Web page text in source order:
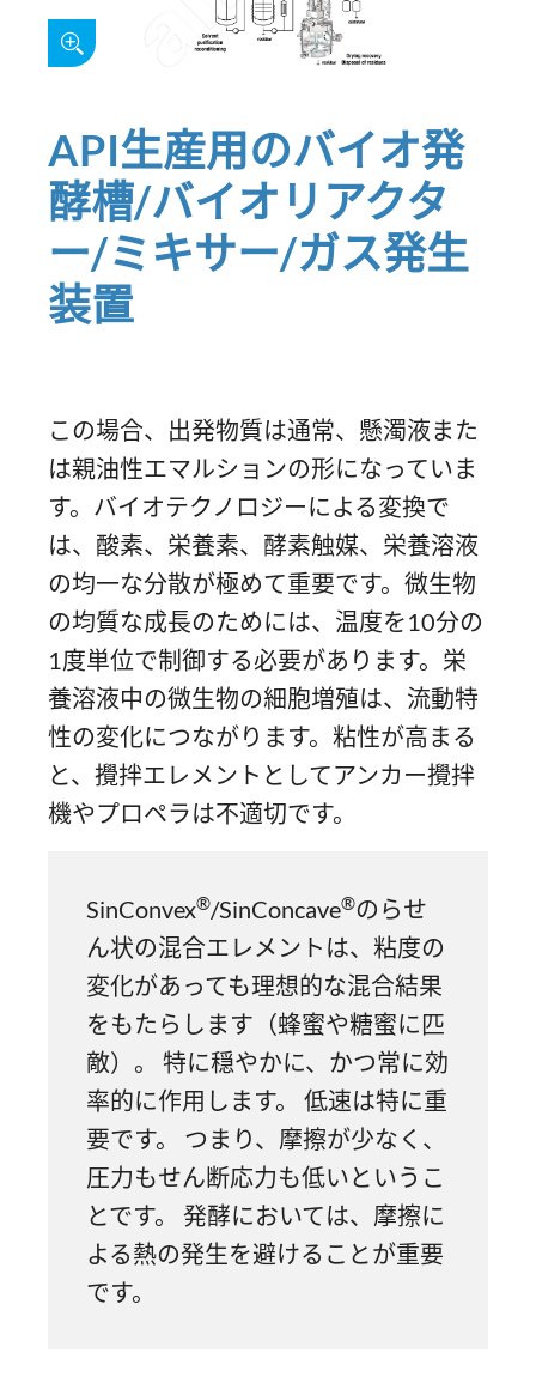
API生産用のバイオ発
酵槽/バイオリアクタ
ー/ミキサー/ガス発生
装置
この場合、出発物質は通常、懸濁液また
は親油性エマルションの形になっていま
す。バイオテクノロジーによる変換で
は、酸素、栄養素、酵素触媒、栄養溶液
の均一な分散が極めて重要です。微生物
の均質な成長のためには、温度を10分の
1度単位で制御する必要があります。栄
養溶液中の微生物の細胞増殖は、流動特
性の変化につながります。粘性が高まる
と、攪拌エレメントとしてアンカー攪拌
機やプロペラは不適切です。
SinConvex®/SinConcave®のらせ
ん状の混合エレメントは、粘度の
変化があっても理想的な混合結果
をもたらします（蜂蜜や糖蜜に匹
敵）。 特に穏やかに、かつ常に効
率的に作用します。 低速は特に重
要です。 つまり、摩擦が少なく、
圧力もせん断応力も低いというこ
とです。 発酵においては、摩擦に
よる熱の発生を避けることが重要
です。